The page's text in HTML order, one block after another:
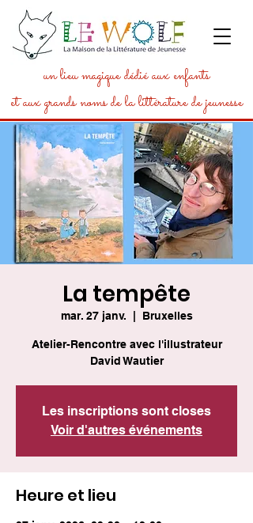
un lieu magique dédié aux enfants
et aux grands noms de la littérature de jeunesse
La tempête
mar. 27 janv. Bruxelles
Atelier-Rencontre avec l'illustrateur
David Wautier
Les inscriptions sont closes
Voir d'autres événements
Heure et lieu